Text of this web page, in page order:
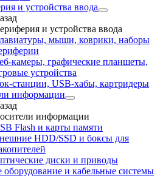
и устройства ввода
и устройства ввода
мыши, коврики, наборы
камеры, графические планшеты,
устройства
станции, USB-хабы, картридеры
информации
информации
Flash и карты памяти
HDD/SSD и боксы для
диски и приводы
оборудование и кабельные системы